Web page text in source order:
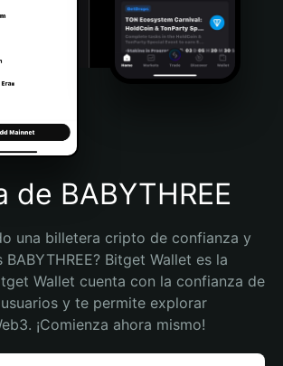
de BABYTHREE
una billetera cripto de confianza y
Bitget Wallet es la
Wallet cuenta con la confianza de
y te permite explorar
¡Comienza ahora mismo!